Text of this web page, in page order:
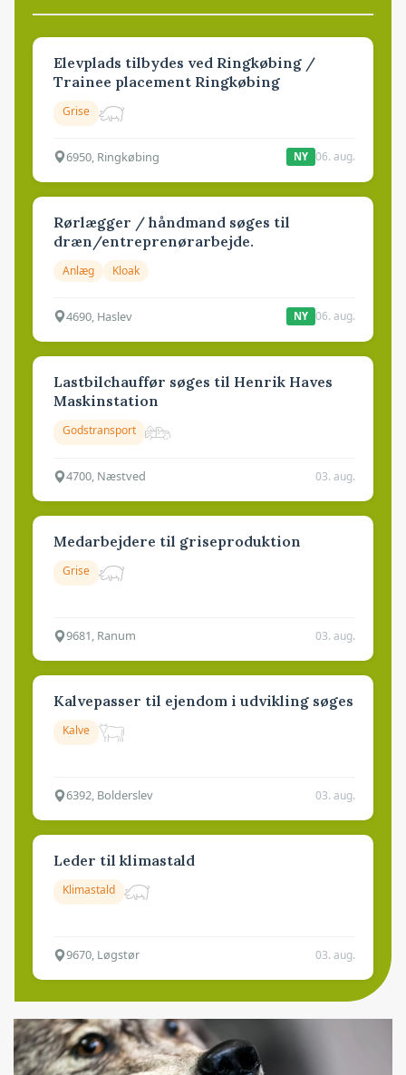
Elevplads tilbydes ved Ringkøbing /
Trainee placement Ringkøbing
Grise
6950, Ringkøbing NY 06. aug.
Rørlægger / håndmand søges til
dræn/entreprenørarbejde.
Anlæg Kloak
4690, Haslev NY 06. aug.
Lastbilchauffør søges til Henrik Haves
Maskinstation
Godstransport
4700, Næstved 03. aug.
Medarbejdere til griseproduktion
Grise
9681, Ranum 03. aug.
Kalvepasser til ejendom i udvikling søges
Kalve
6392, Bolderslev 03. aug.
Leder til klimastald
Klimastald
9670, Løgstør 03. aug.